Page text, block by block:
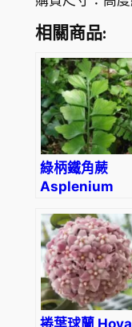
n
k
a
g
o
n
數
量
相關商品:
綠柄鐵角蕨
Asplenium